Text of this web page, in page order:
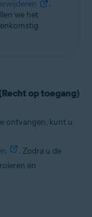
.
we het
op toegang)
ontvangen, kunt u
. Zodra u de
en